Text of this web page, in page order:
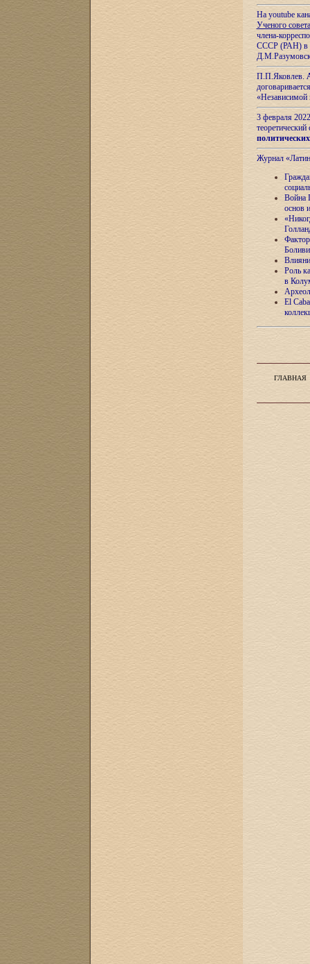
На youtube
Ученого
члена-
СССР (РАН) в
П.П.Яковлев.
«Независимой
3 февраля
теоретический
Журнал
Война
основ
Роль
в
El
ГЛАВНАЯ